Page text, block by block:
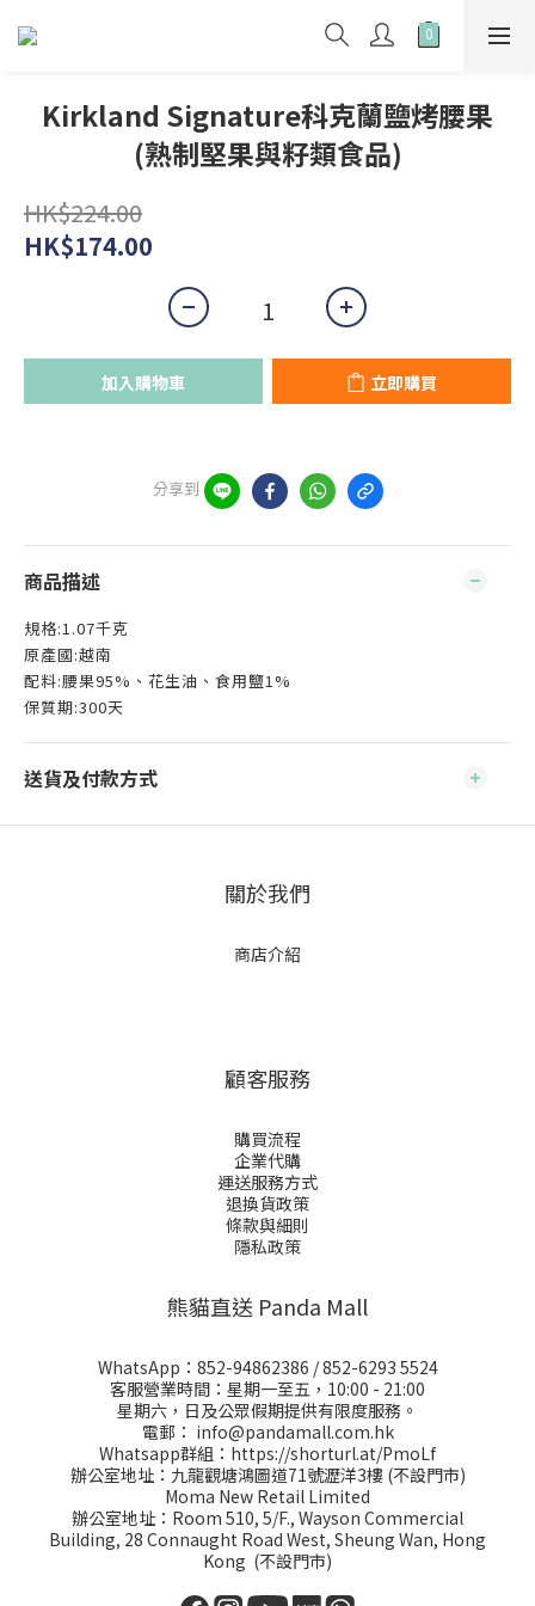
Kirkland Signature科克蘭鹽烤腰果
(熟制堅果與籽類食品)
HK$224.00
HK$174.00
加入購物車 立即購買
分享到
商品描述
規格:1.07千克
原產國:越南
配料:腰果95%、花生油、食用鹽1%
保質期:300天
送貨及付款方式
關於我們
商店介紹
顧客服務
購買流程
企業代購
運送服務方式
退換貨政策
條款與細則
隱私政策
熊貓直送 Panda Mall
WhatsApp： 852-94862386 /852-6293 5524
客服營業時間：星期一至五，10:00 - 21:00
星期六，日及公眾假期提供有限度服務。
電郵： info@pandamall.com.hk
Whatsapp群組： https://shorturl.at/PmoLf
辦公室地址：九龍觀塘鴻圖道71號瀝洋3樓 (不設門市)
Moma New Retail Limited
辦公室地址：Room 510, 5/F., Wayson Commercial
Building, 28 Connaught Road West, Sheung Wan, Hong
Kong (不設門市)